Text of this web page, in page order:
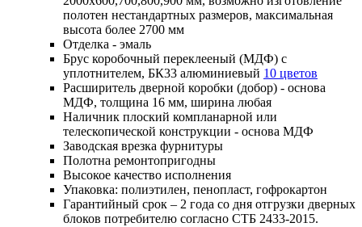
полотен нестандартных размеров, максимальная
высота более 2700 мм
Отделка - эмаль
Брус коробочный переклееный (МДФ) с
уплотнителем, БК33 алюминиевый 10 цветов
Расширитель дверной коробки (добор) - основа
МДФ, толщина 16 мм, ширина любая
Наличник плоский компланарной или
телескопической конструкции - основа МДФ
Заводская врезка фурнитуры
Полотна ремонтопригодны
Высокое качество исполнения
Упаковка: полиэтилен, пенопласт, гофрокартон
Гарантийный срок – 2 года со дня отгрузки дверных
блоков потребителю согласно СТБ 2433-2015.